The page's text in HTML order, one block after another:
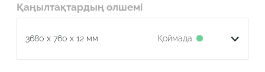
Қаңылтақтардың өлшемі
3680 x 760 x 12 мм Қоймада
Робот емес екеніңізді растаңыз